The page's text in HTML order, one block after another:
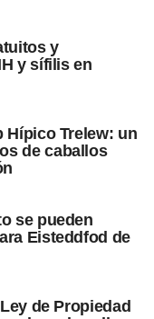
y
y sífilis en
Hípico Trelew: un
de caballos
se pueden
Eisteddfod de
de Propiedad